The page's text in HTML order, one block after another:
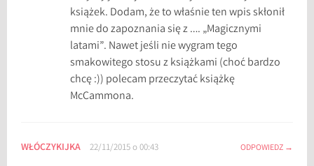
książek. Dodam, że to właśnie ten wpis skłonił
mnie do zapoznania się z …. „Magicznymi
latami”. Nawet jeśli nie wygram tego
smakowitego stosu z książkami (choć bardzo
chcę :)) polecam przeczytać książkę
McCammona.
WŁÓCZYKIJKA 22/11/2015 o 00:43 ODPOWIEDZ